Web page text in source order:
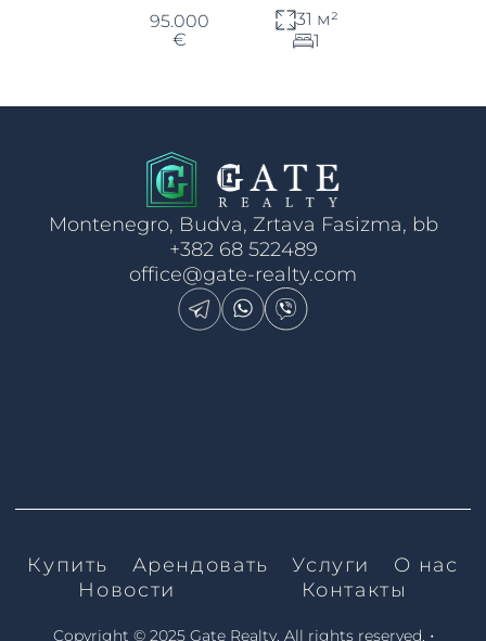
95.000
€
31 м²
1
Montenegro, Budva, Zrtava Fasizma, bb
+382 68 522489
office@gate-realty.com
Купить Арендовать Услуги
О нас
Новости
Контакты
Copyright © 2025 Gate Realty. All rights reserved. •